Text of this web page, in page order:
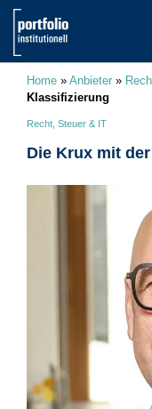
Home » Anbieter »
Klassifizierung
Recht, Steuer & IT
Die Krux mit